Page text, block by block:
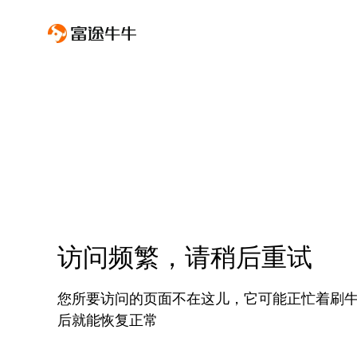
访问频繁，请稍后重试
您所要访问的页面不在这儿，它可能正忙着刷
后就能恢复正常